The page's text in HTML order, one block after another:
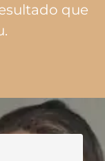
que